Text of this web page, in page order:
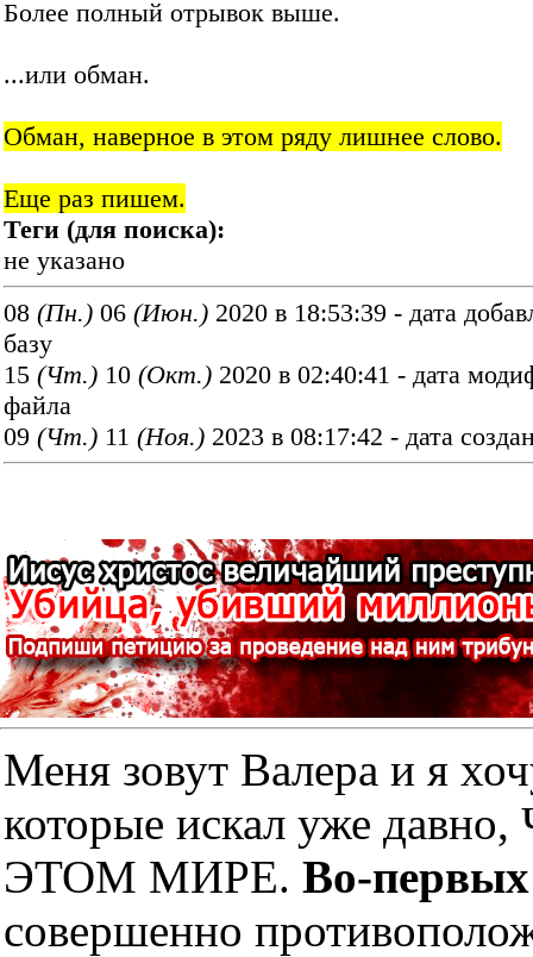
Более полный отрывок выше.
...или обман.
Обман, наверное в этом ряду лишнее слово.
Еще раз пишем.
Теги (для поиска):
не указано
08 (Пн.) 06 (Июн.) 2020 в 18:53:39 - дата
базу
15 (Чт.) 10 (Окт.) 2020 в 02:40:41 - дата
файла
09 (Чт.) 11 (Ноя.) 2023 в 08:17:42 - дата
Меня зовут Валера и я
которые искал уже
ЭТОМ МИРЕ. Во-первых
совершенно